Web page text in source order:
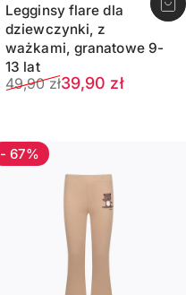
Legginsy flare dla
dziewczynki, z
ważkami, granatowe 9-
13 lat
Cena sprzedaży
39,90 zł
Normalna cena
49,90 zł
- 67%